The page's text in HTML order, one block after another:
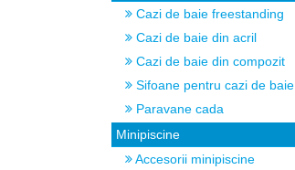
Cazi de baie freestanding
Cazi de baie din acril
Cazi de baie din compozit
Sifoane pentru cazi de baie
Paravane cada
Minipiscine
Accesorii minipiscine